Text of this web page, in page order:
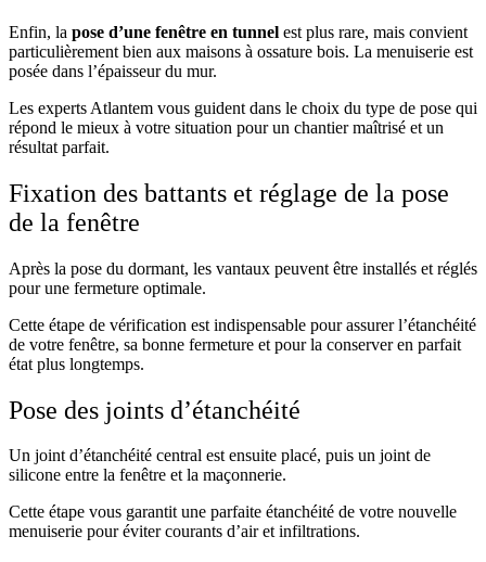
Enfin, la pose d’une fenêtre en tunnel est plus rare, mais convient
particulièrement bien aux maisons à ossature bois. La menuiserie est
posée dans l’épaisseur du mur.
Les experts Atlantem vous guident dans le choix du type de pose qui
répond le mieux à votre situation pour un chantier maîtrisé et un
résultat parfait.
Fixation des battants et réglage de la pose
de la fenêtre
Après la pose du dormant, les vantaux peuvent être installés et réglés
pour une fermeture optimale.
Cette étape de vérification est indispensable pour assurer l’étanchéité
de votre fenêtre, sa bonne fermeture et pour la conserver en parfait
état plus longtemps.
Pose des joints d’étanchéité
Un joint d’étanchéité central est ensuite placé, puis un joint de
silicone entre la fenêtre et la maçonnerie.
Cette étape vous garantit une parfaite étanchéité de votre nouvelle
menuiserie pour éviter courants d’air et infiltrations.